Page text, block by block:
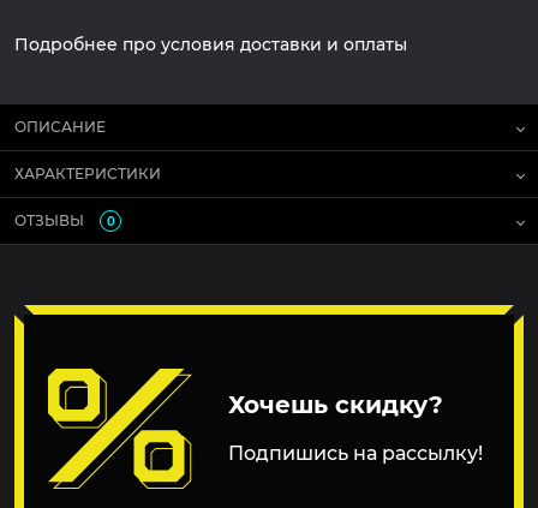
Подробнее про условия доставки и оплаты
ОПИСАНИЕ
ХАРАКТЕРИСТИКИ
ОТЗЫВЫ 0
Хочешь скидку?
Подпишись на рассылку!